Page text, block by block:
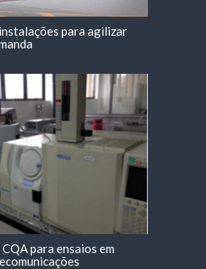
para agilizar
para ensaios em